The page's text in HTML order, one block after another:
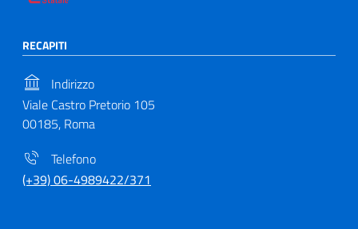
RECAPITI
Indirizzo
Viale Castro Pretorio 105
00185, Roma
Telefono
(+39) 06-4989422/371